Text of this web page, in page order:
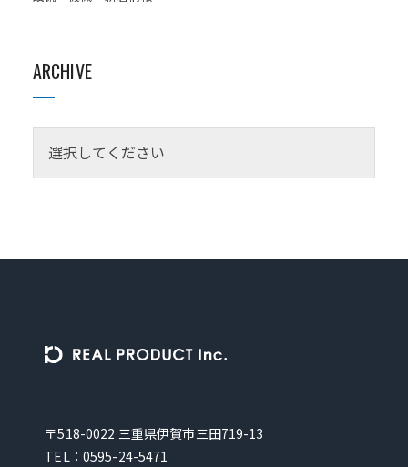
ARCHIVE
〒518-0022 三重県伊賀市三田719-13
TEL： 0595-24-5471